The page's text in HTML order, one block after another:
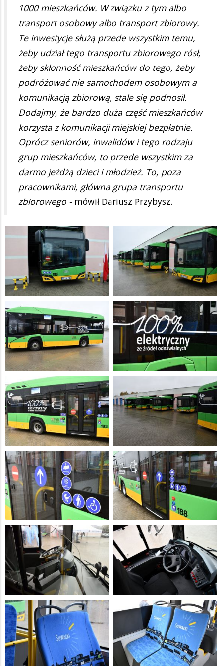
1000 mieszkańców. W związku z tym albo
transport osobowy albo transport zbiorowy.
Te inwestycje służą przede wszystkim temu,
żeby udział tego transportu zbiorowego rósł,
żeby skłonność mieszkańców do tego, żeby
podróżować nie samochodem osobowym a
komunikacją zbiorową, stale się podnosił.
Dodajmy, że bardzo duża część mieszkańców
korzysta z komunikacji miejskiej bezpłatnie.
Oprócz seniorów, inwalidów i tego rodzaju
grup mieszkańców, to przede wszystkim za
darmo jeżdżą dzieci i młodzież. To, poza
pracownikami, główna grupa transportu
zbiorowego - mówił Dariusz Przybysz.